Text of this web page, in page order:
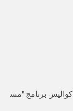
كواليس برنامج "مس